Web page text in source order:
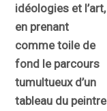
idéologies et l’art,
en prenant
comme toile de
fond le parcours
tumultueux d’un
tableau du peintre